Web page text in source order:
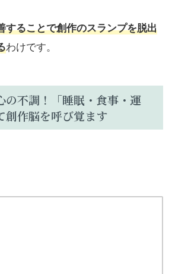
することで創作のスランプを脱出
わけです。
の不調！「睡眠・食事・運
創作脳を呼び覚ます